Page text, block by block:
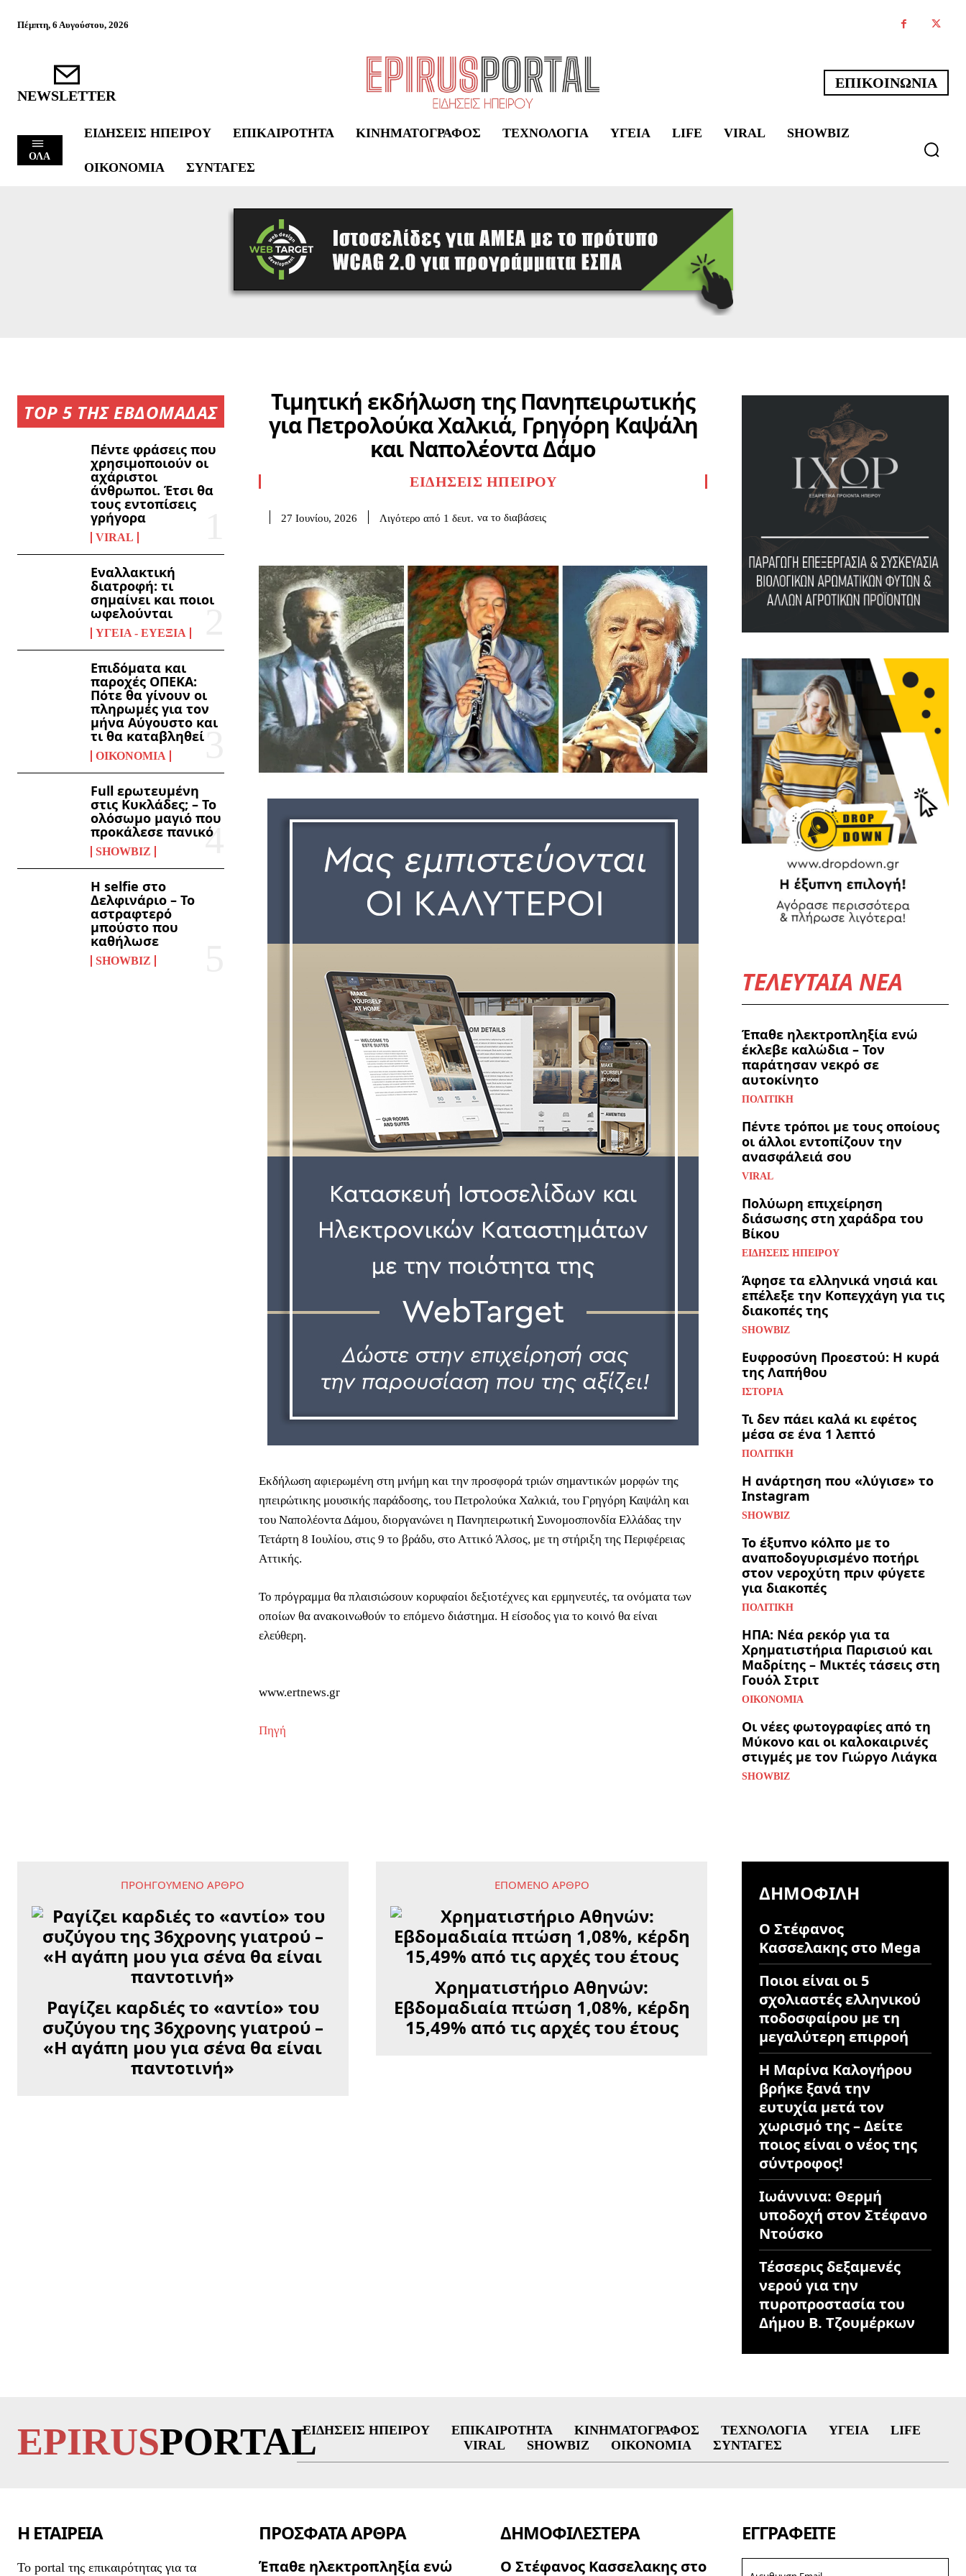
Πέμπτη, 6 Αυγούστου, 2026
NEWSLETTER
ΕΠΙΚΟΙΝΩΝΙΑ
ΟΛΑ
ΕΙΔΉΣΕΙΣ ΗΠΕΊΡΟΥ ΕΠΙΚΑΙΡΌΤΗΤΑ ΚΙΝΗΜΑΤΟΓΡΆΦΟΣ ΤΕΧΝΟΛΟΓΊΑ ΥΓΕΊΑ LIFE VIRAL SHOWBIZ
ΟΙΚΟΝΟΜΊΑ ΣΥΝΤΑΓΈΣ
TOP 5 ΤΗΣ ΕΒΔΟΜΑΔΑΣ
Πέντε φράσεις που
χρησιμοποιούν οι
αχάριστοι
άνθρωποι. Έτσι θα
τους εντοπίσεις
γρήγορα
VIRAL
Εναλλακτική
διατροφή: τι
σημαίνει και ποιοι
ωφελούνται
ΥΓΕΊΑ - ΕΥΕΞΊΑ
Επιδόματα και
παροχές ΟΠΕΚΑ:
Πότε θα γίνουν οι
πληρωμές για τον
μήνα Αύγουστο και
τι θα καταβληθεί
ΟΙΚΟΝΟΜΊΑ
Full ερωτευμένη
στις Κυκλάδες; – Το
ολόσωμο μαγιό που
προκάλεσε πανικό
SHOWBIZ
Η selfie στο
Δελφινάριο – Το
αστραφτερό
μπούστο που
καθήλωσε
SHOWBIZ
Τιμητική εκδήλωση της Πανηπειρωτικής
για Πετρολούκα Χαλκιά, Γρηγόρη Καψάλη
και Ναπολέοντα Δάμο
ΕΙΔΉΣΕΙΣ ΗΠΕΊΡΟΥ
27 Ιουνίου, 2026 Λιγότερο από 1 δευτ. να το διαβάσεις
Εκδήλωση αφιερωμένη στη μνήμη και την προσφορά τριών σημαντικών μορφών της
ηπειρώτικης μουσικής παράδοσης, του Πετρολούκα Χαλκιά, του Γρηγόρη Καψάλη και
του Ναπολέοντα Δάμου, διοργανώνει η Πανηπειρωτική Συνομοσπονδία Ελλάδας την
Τετάρτη 8 Ιουλίου, στις 9 το βράδυ, στο Αττικό Άλσος, με τη στήριξη της Περιφέρειας
Αττικής.
Το πρόγραμμα θα πλαισιώσουν κορυφαίοι δεξιοτέχνες και ερμηνευτές, τα ονόματα των
οποίων θα ανακοινωθούν το επόμενο διάστημα. Η είσοδος για το κοινό θα είναι
ελεύθερη.
www.ertnews.gr
Πηγή
ΤΕΛΕΥΤΑΙΑ ΝΕΑ
Έπαθε ηλεκτροπληξία ενώ
έκλεβε καλώδια – Τον
παράτησαν νεκρό σε
αυτοκίνητο
ΠΟΛΙΤΙΚΉ
Πέντε τρόποι με τους οποίους
οι άλλοι εντοπίζουν την
ανασφάλειά σου
VIRAL
Πολύωρη επιχείρηση
διάσωσης στη χαράδρα του
Βίκου
ΕΙΔΉΣΕΙΣ ΗΠΕΊΡΟΥ
Άφησε τα ελληνικά νησιά και
επέλεξε την Κοπεγχάγη για τις
διακοπές της
SHOWBIZ
Ευφροσύνη Προεστού: Η κυρά
της Λαπήθου
ΙΣΤΟΡΊΑ
Τι δεν πάει καλά κι εφέτος
μέσα σε ένα 1 λεπτό
ΠΟΛΙΤΙΚΉ
Η ανάρτηση που «λύγισε» το
Instagram
SHOWBIZ
Το έξυπνο κόλπο με το
αναποδογυρισμένο ποτήρι
στον νεροχύτη πριν φύγετε
για διακοπές
ΠΟΛΙΤΙΚΉ
ΗΠΑ: Νέα ρεκόρ για τα
Χρηματιστήρια Παρισιού και
Μαδρίτης – Μικτές τάσεις στη
Γουόλ Στριτ
ΟΙΚΟΝΟΜΊΑ
Οι νέες φωτογραφίες από τη
Μύκονο και οι καλοκαιρινές
στιγμές με τον Γιώργο Λιάγκα
SHOWBIZ
ΠΡΟΗΓΟΎΜΕΝΟ ΆΡΘΡΟ
Ραγίζει καρδιές το «αντίο» του
συζύγου της 36χρονης γιατρού –
«Η αγάπη μου για σένα θα είναι
παντοτινή»
ΕΠΌΜΕΝΟ ΆΡΘΡΟ
Χρηματιστήριο Αθηνών:
Εβδομαδιαία πτώση 1,08%, κέρδη
15,49% από τις αρχές του έτους
ΔΗΜΟΦΙΛΉ
Ο Στέφανος
Κασσελακης στο Mega
Ποιοι είναι οι 5
σχολιαστές ελληνικού
ποδοσφαίρου με τη
μεγαλύτερη επιρροή
Η Μαρίνα Καλογήρου
βρήκε ξανά την
ευτυχία μετά τον
χωρισμό της – Δείτε
ποιος είναι ο νέος της
σύντροφος!
Ιωάννινα: Θερμή
υποδοχή στον Στέφανο
Ντούσκο
Τέσσερις δεξαμενές
νερού για την
πυροπροστασία του
Δήμου Β. Τζουμέρκων
EPIRUSPORTALΕΙΔΉΣΕΙΣ ΗΠΕΊΡΟΥ ΕΠΙΚΑΙΡΌΤΗΤΑ ΚΙΝΗΜΑΤΟΓΡΆΦΟΣ ΤΕΧΝΟΛΟΓΊΑ ΥΓΕΊΑ
LIFE
VIRAL
SHOWBIZ ΟΙΚΟΝΟΜΊΑ ΣΥΝΤΑΓΈΣ
Η ΕΤΑΙΡΕΙΑ
To portal της επικαιρότητας για τα
ΠΡΟΣΦΑΤΑ ΑΡΘΡΑ
Έπαθε ηλεκτροπληξία ενώ
ΔΗΜΟΦΙΛΈΣΤΕΡΑ
Ο Στέφανος Κασσελακης στο
ΕΓΓΡΑΦΕΊΤΕ